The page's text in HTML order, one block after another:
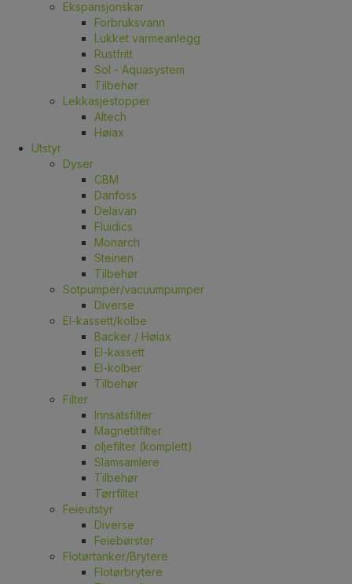
Ekspansjonskar
Forbruksvann
Lukket varmeanlegg
Rustfritt
Sol - Aquasystem
Tilbehør
Lekkasjestopper
Altech
Høiax
Utstyr
Dyser
CBM
Danfoss
Delavan
Fluidics
Monarch
Steinen
Tilbehør
Sotpumper/vacuumpumper
Diverse
El-kassett/kolbe
Backer / Høiax
El-kassett
El-kolber
Tilbehør
Filter
Innsatsfilter
Magnetitfilter
oljefilter (komplett)
Slamsamlere
Tilbehør
Tørrfilter
Feieutstyr
Diverse
Feiebørster
Flotørtanker/Brytere
Flotørbrytere